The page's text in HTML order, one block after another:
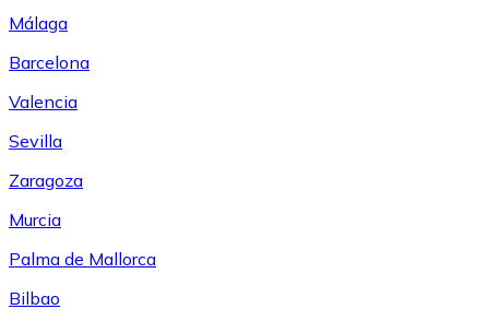
Málaga
Barcelona
Valencia
Sevilla
Zaragoza
Murcia
Palma de Mallorca
Bilbao